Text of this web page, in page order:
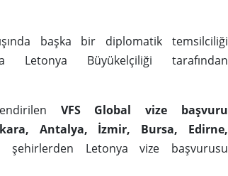
başka bir diplomatik temsilciliği
Letonya Büyükelçiliği tarafından
VFS Global vize başvuru
Antalya, İzmir, Bursa, Edirne,
Letonya vize başvurusu